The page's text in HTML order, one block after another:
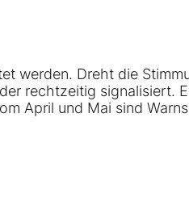
werden. Dreht die
rechtzeitig signalisiert.
April und Mai sind